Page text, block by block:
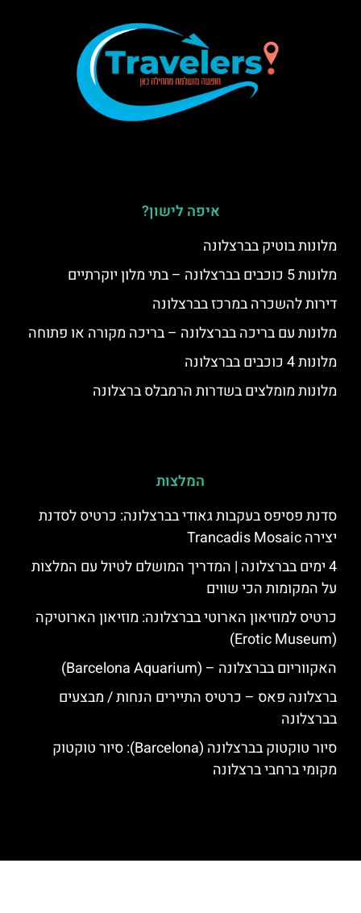
איפה לישון?
מלונות בוטיק בברצלונה
מלונות 5 כוכבים בברצלונה – בתי מלון יוקרתיים
דירות להשכרה במרכז בברצלונה
מלונות עם בריכה בברצלונה – בריכה מקורה או פתוחה
מלונות 4 כוכבים בברצלונה
מלונות מומלצים בשדרות הרמבלס ברצלונה
המלצות
סדנת פסיפס בעקבות גאודי בברצלונה: כרטיס לסדנת
יצירה Trancadis Mosaic
4 ימים בברצלונה | המדריך המושלם לטיול עם המלצות
על המקומות הכי שווים
כרטיס למוזיאון הארוטי בברצלונה: מוזיאון הארוטיקה
(Erotic Museum)
האקווריום בברצלונה – (Barcelona Aquarium)
ברצלונה פאס – כרטיס התיירים הנחות / מבצעים
בברצלונה
סיור טוקטוק בברצלונה (Barcelona): סיור טוקטוק
מקומי ברחבי ברצלונה